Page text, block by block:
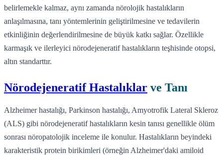
belirlemekle kalmaz, aynı zamanda nörolojik hastalıkların
anlaşılmasına, tanı yöntemlerinin geliştirilmesine ve tedavilerin
etkinliğinin değerlendirilmesine de büyük katkı sağlar. Özellikle
karmaşık ve ilerleyici nörodejeneratif hastalıkların teşhisinde otopsi,
altın standarttır.
Nörodejeneratif Hastalıklar ve Tanı
Alzheimer hastalığı, Parkinson hastalığı, Amyotrofik Lateral Skleroz
(ALS) gibi nörodejeneratif hastalıkların kesin tanısı genellikle ölüm
sonrası nöropatolojik inceleme ile konulur. Hastalıkların beyindeki
karakteristik protein birikimleri (örneğin Alzheimer'daki amiloid